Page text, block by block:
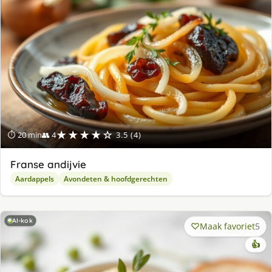
⏱ 20 min👥 4★★★★☆ 3.5 (4)
Franse andijvie
Aardappels Avondeten & hoofdgerechten
AI-kok Maak favoriet5
👍